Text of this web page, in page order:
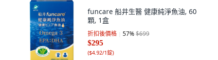
funcare 船井生醫 健康純淨魚油, 60
顆, 1盒
折扣後價格 57%$699
$295
($4.92/1錠)